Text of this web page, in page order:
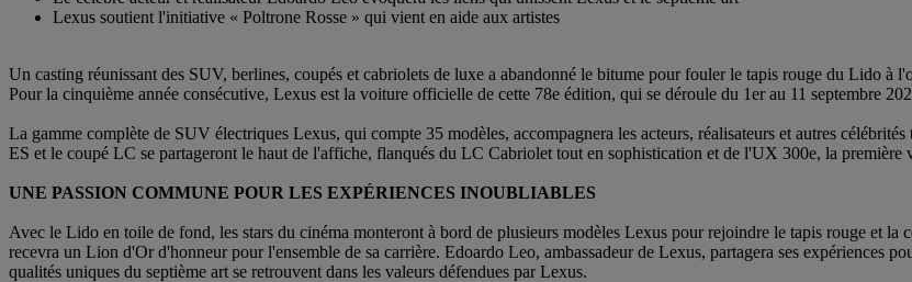
Lexus soutient l'initiative « Poltrone Rosse » qui vient en aide aux artistes
Un casting réunissant des SUV, berlines, coupés et cabriolets de luxe a abandonné le bitume pour fouler le tapis rouge du Lido
Pour la cinquième année consécutive, Lexus est la voiture officielle de cette 78e édition, qui se déroule du 1er au 11 septembre
La gamme complète de SUV électriques Lexus, qui compte 35 modèles, accompagnera les acteurs, réalisateurs et autres
ES et le coupé LC se partageront le haut de l'affiche, flanqués du LC Cabriolet tout en sophistication et de l'UX 300e, la première
UNE PASSION COMMUNE POUR LES EXPÉRIENCES INOUBLIABLES
Avec le Lido en toile de fond, les stars du cinéma monteront à bord de plusieurs modèles Lexus pour rejoindre le tapis rouge et
recevra un Lion d'Or d'honneur pour l'ensemble de sa carrière. Edoardo Leo, ambassadeur de Lexus, partagera ses expériences
qualités uniques du septième art se retrouvent dans les valeurs défendues par Lexus.